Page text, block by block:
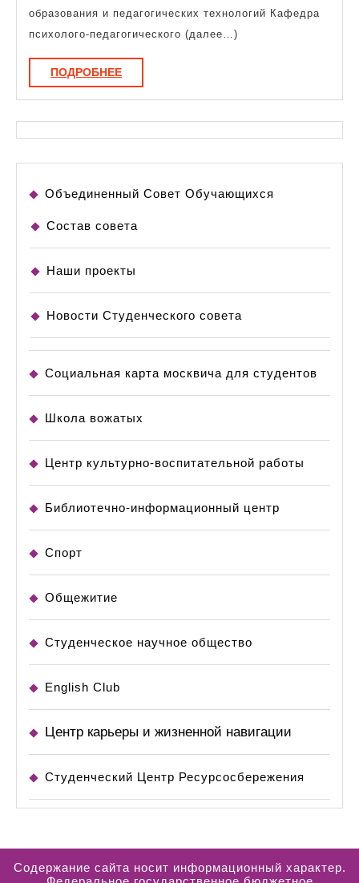
образования и педагогических технологий Кафедра
психолого-педагогического (далее…)
ПОДРОБНЕЕПОДРОБНЕЕ
Объединенный Совет Обучающихся
Состав совета
Наши проекты
Новости Студенческого совета
Социальная карта москвича для студентов
Школа вожатых
Центр культурно-воспитательной работы
Библиотечно-информационный центр
Спорт
Общежитие
Студенческое научное общество
English Club
Центр карьеры и жизненной навигации
Студенческий Центр Ресурсосбережения
Содержание сайта носит информационный характер.